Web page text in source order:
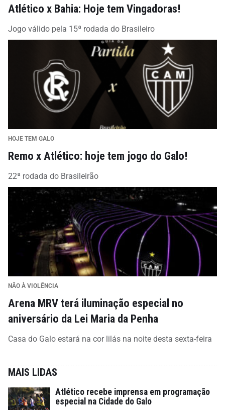
Atlético x Bahia: Hoje tem Vingadoras!
Jogo válido pela 15ª rodada do Brasileiro
HOJE TEM GALO
Remo x Atlético: hoje tem jogo do Galo!
22ª rodada do Brasileirão
NÃO À VIOLÊNCIA
Arena MRV terá iluminação especial no
aniversário da Lei Maria da Penha
Casa do Galo estará na cor lilás na noite desta sexta-feira
MAIS LIDAS
Atlético recebe imprensa em programação
especial na Cidade do Galo